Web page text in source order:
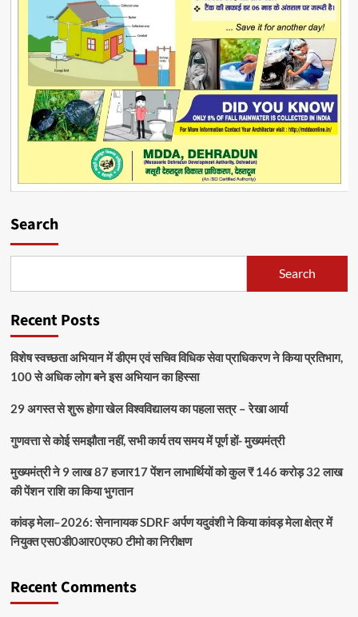
Search
Search
Recent Posts
विशेष स्वच्छता अभियान में डीएम एवं सचिव विधिक सेवा प्राधिकरण ने किया प्रतिभाग,
100 से अधिक लोग बने इस अभियान का हिस्सा
29 अगस्त से शुरू होगा खेल विश्वविद्यालय का पहला सत्र – रेखा आर्या
गुणवत्ता से कोई समझौता नहीं, सभी कार्य तय समय में पूर्ण हों- मुख्यमंत्री
मुख्यमंत्री ने 9 लाख 87 हजार17 पेंशन लाभार्थियों को कुल ₹ 146 करोड़ 32 लाख
की पेंशन राशि का किया भुगतान
कांवड़ मेला–2026: सेनानायक SDRF अर्पण यदुवंशी ने किया कांवड़ मेला क्षेत्र में
नियुक्त एस0डी0आर0एफ0 टीमो का निरीक्षण
Recent Comments